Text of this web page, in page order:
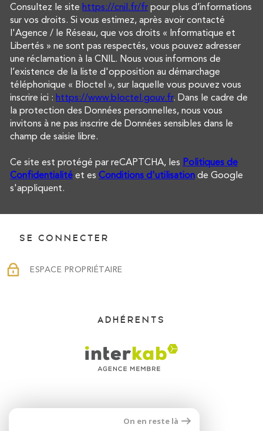
Consultez le site https://cnil.fr/fr pour plus d’informations
sur vos droits. Si vous estimez, après avoir contacté
l'Agence / le Réseau, que vos droits « Informatique et
Libertés » ne sont pas respectés, vous pouvez adresser
une réclamation à la CNIL. Nous vous informons de
l’existence de la liste d'opposition au démarchage
téléphonique « Bloctel », sur laquelle vous pouvez vous
inscrire ici : https://www.bloctel.gouv.fr. Dans le cadre de
la protection des Données personnelles, nous vous
invitons à ne pas inscrire de Données sensibles dans le
champ de saisie libre.
Ce site est protégé par reCAPTCHA, les Politiques de
Confidentialité et es Conditions d'utilisation de Google
s'appliquent.
SE CONNECTER
ESPACE PROPRIÉTAIRE
ADHÉRENTS
On en reste là